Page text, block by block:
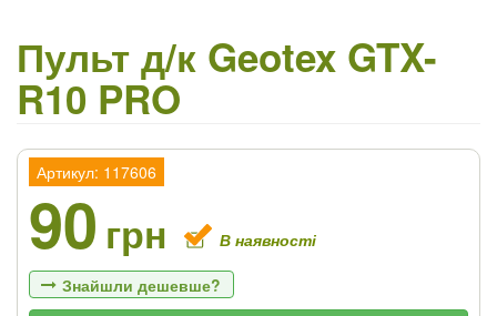
Пульт д/к Geotex GTX-
R10 PRO
Артикул: 117606
90 грн В наявності
Знайшли дешевше?